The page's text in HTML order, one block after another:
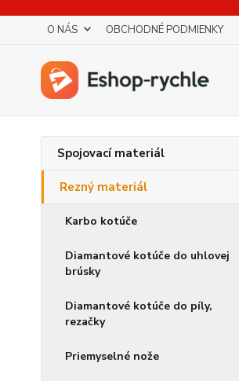
O NÁS OBCHODNÉ PODMIENKY
Spojovací materiál
Rezný materiál
Karbo kotúče
Diamantové kotúče do uhlovej
brúsky
Diamantové kotúče do píly,
rezačky
Priemyselné nože